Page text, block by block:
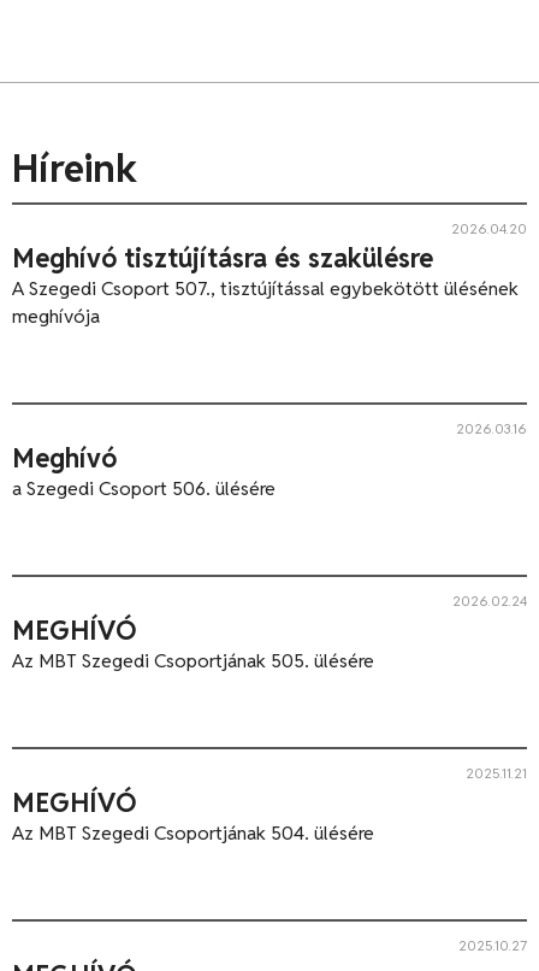
Híreink
Meghívó tisztújításra és szakülésre
2026.04.20
A Szegedi Csoport 507., tisztújítással egybekötött ülésének
meghívója
Meghívó
2026.03.16
a Szegedi Csoport 506. ülésére
MEGHÍVÓ
2026.02.24
Az MBT Szegedi Csoportjának 505. ülésére
MEGHÍVÓ
2025.11.21
Az MBT Szegedi Csoportjának 504. ülésére
2025.10.27